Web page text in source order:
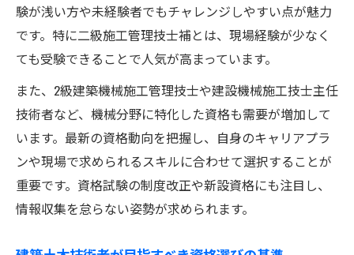
土木資格合格へ導く効率的な学習計画
建築土木技術者におすすめの勉強法を紹介
土木分野の資格試験対策と学習ポイント
過去問活用で土木資格合格率を上げる方法
土木建築技術者が意識すべき試験勉強のコ
ツ
現場で求められる土木技術者の役割とは
土木技術者が担う現場管理と安全確保の要
験が浅い方や未経験者でもチャレンジしやすい点が魅力
です。特に二級施工管理技士補とは、現場経験が少なく
ても受験できることで人気が高まっています。
また、2級建築機械施工管理技士や建設機械施工技士主任
技術者など、機械分野に特化した資格も需要が増加して
います。最新の資格動向を把握し、自身のキャリアプラ
ンや現場で求められるスキルに合わせて選択することが
重要です。資格試験の制度改正や新設資格にも注目し、
情報収集を怠らない姿勢が求められます。